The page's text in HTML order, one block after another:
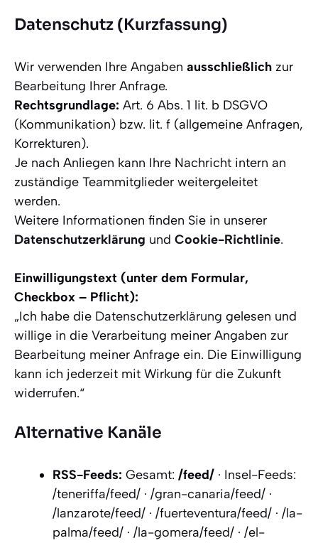
Datenschutz (Kurzfassung)
Wir verwenden Ihre Angaben ausschließlich zur
Bearbeitung Ihrer Anfrage.
Rechtsgrundlage: Art. 6 Abs. 1 lit. b DSGVO
(Kommunikation) bzw. lit. f (allgemeine Anfragen,
Korrekturen).
Je nach Anliegen kann Ihre Nachricht intern an
zuständige Teammitglieder weitergeleitet
werden.
Weitere Informationen finden Sie in unserer
Datenschutzerklärung und Cookie-Richtlinie.
Einwilligungstext (unter dem Formular,
Checkbox – Pflicht):
„Ich habe die Datenschutzerklärung gelesen und
willige in die Verarbeitung meiner Angaben zur
Bearbeitung meiner Anfrage ein. Die Einwilligung
kann ich jederzeit mit Wirkung für die Zukunft
widerrufen.“
Alternative Kanäle
RSS-Feeds: Gesamt: /feed/ · Insel-Feeds:
/teneriffa/feed/ · /gran-canaria/feed/ ·
/lanzarote/feed/ · /fuerteventura/feed/ · /la-
palma/feed/ · /la-gomera/feed/ · /el-